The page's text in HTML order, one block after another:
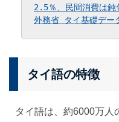
2.5％、民間消費は鈍
外務省 タイ基礎デー
タイ語の特徴
タイ語は、約6000万人